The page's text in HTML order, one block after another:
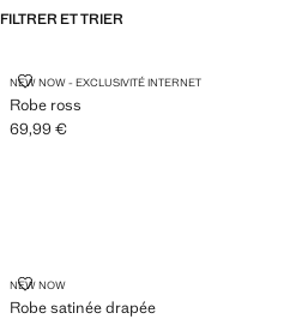
FILTRER ET TRIER
NEW NOW - EXCLUSIVITÉ INTERNET
Robe ross
ROBE ROSS
Prix actuel [69,99 € ]
69,99 €
NEW NOW
Robe satinée drapée
ROBE SATINÉE DRAPÉE